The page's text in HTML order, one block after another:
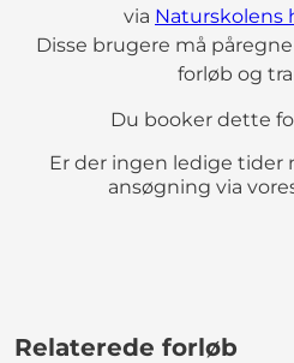
via Naturskolens
Disse brugere må
forløb og
Du booker dette
Er der ingen ledige tider
ansøgning via
Relaterede forløb